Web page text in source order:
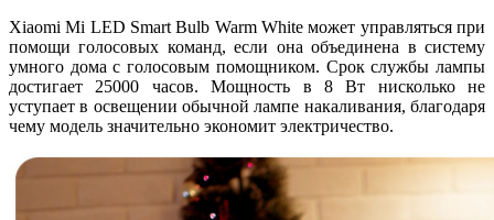
Xiaomi Mi LED Smart Bulb Warm White может управляться при
помощи голосовых команд, если она объединена в систему
умного дома с голосовым помощником. Срок службы лампы
достигает 25000 часов. Мощность в 8 Вт нисколько не
уступает в освещении обычной лампе накаливания, благодаря
чему модель значительно экономит электричество.